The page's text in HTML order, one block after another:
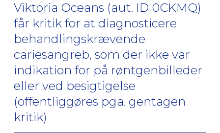
Viktoria Oceans (aut. ID 0CKMQ)
får kritik for at diagnosticere
behandlingskrævende
cariesangreb, som der ikke var
indikation for på røntgenbilleder
eller ved besigtigelse
(offentliggøres pga. gentagen
kritik)